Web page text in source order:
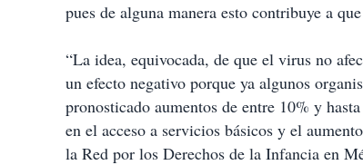
pues de alguna manera esto contribuye a
“La idea, equivocada, de que el virus no
un efecto negativo porque ya algunos
pronosticado aumentos de entre 10% y
en el acceso a servicios básicos y el
la Red por los Derechos de la Infancia en